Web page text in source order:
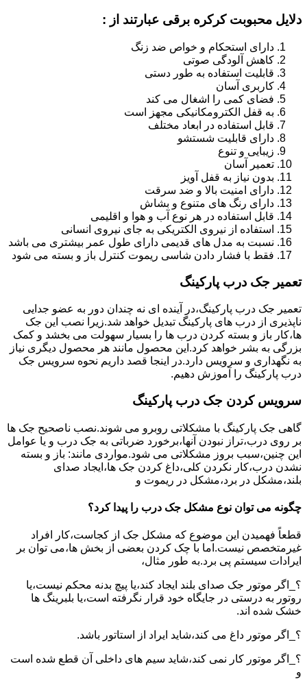
دلایل محبوبت کرکره برقی عبارتند از :
دارای استحکام و خواص ضد زنگ
کاهش آلودگی صوتی
قابلیت استفاده به طور دستی
کاربری آسان
فضای کمی را اشغال می کند
به قفل الکترومکانیکی مجهز است
قابل استفاده در ابعاد مختلف
دارای قابلیت شستشو
زیبایی و تنوع
تعمیر آسان
بدون نیاز به قفل آویز
دارای امنیت بالا و ضد سرقت
دارای رنگ های متنوع و بشاش
قابل استفاده در هر نوع آب و هوا و اقلیمی
استفاده از نیروی الکتریکی به جای نیروی انسانی
نسبت به مدل های قدیمی دارای طول عمر بیشتری می باشد
فقط با فشار دادن شاسی ریموت کنترل باز و بسته می شود
تعمیر جک درب پارکینگ
تعمیر جک درب پارکینگ،در آینده ای نه چندان دور به عضو جدایی
ناپذیری از درب های پارکینگ تبدیل خواهد شد.زیرا نصب این جک
ها،کار باز و بسته کردن درب ها را بسیار سهولت می بخشد و کمک
بزرگی به بشر خواهد کرد.این محصول مانند هر محصول دیگری نیاز
به نگهداری و سرویس دارد.در اینجا قصد داریم نحوه سرویس جک
درب پارکینگ را آموزش دهیم.
سرویس کردن جک درب پارکینگ
گاهی جک پارکینگ با مشکلاتی روبرو می شوند.نصب ناصحیح جک ها
بر روی درب،تراز نبودن آنها،برخورد ضرباتی به جک درب و یا عوامل
این چنین،سبب بروز مشکلاتی می شود.مواردی مانند: باز و بسته
نشدن درب،کار نکردن کلی،داغ کردن جک ها،ایجاد صدای
بلند،مشکل در برد،مشکل در ریموت و
چگونه می توان نوع مشکل جک درب را پیدا کرد؟
قطعاً فهمیدن این موضوع که مشکل جک از کجاست،کار افراد
غیرمتخصص نیست.اما با چک کردن بعضی از بخش ها،می توان بر
ایرادات سیستم پی برد.به طور مثال،
؟_اگر موتور جک صدای بلند ایجاد کند،یا پیچ بدنه محکم نیست،یا
روتور به درستی در جایگاه خود قرار نگرفته است،یا بلبرینگ ها
خشک شده اند.
؟_اگر موتور داغ می کند،شاید ایراد از استاتور باشد.
؟_اگر موتور کار نمی کند،شاید سیم های داخلی آن قطع شده است
و